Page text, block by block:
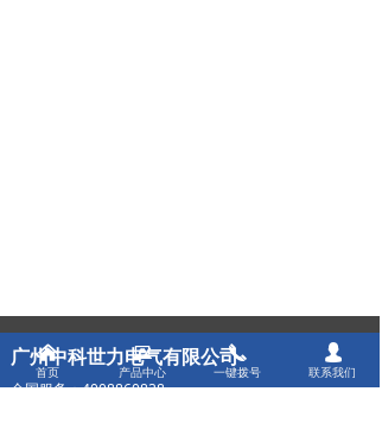
낀
首页
뀵
产品中心
끅
一键拨号
넙
联系我们
广州中科世力电气有限公司
全国服务：4008860838